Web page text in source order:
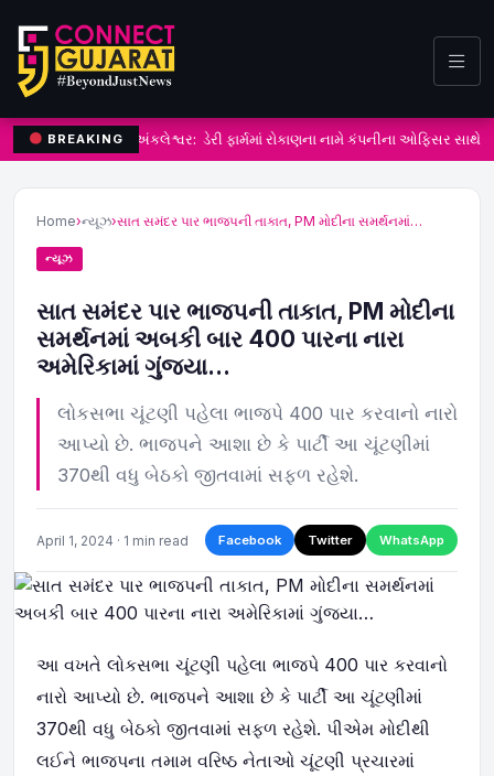
BREAKING અંકલેશ્વર: ડેરી ફાર્મમાં રોકાણના નામે કંપનીના ઓફિસર સાથે
Home›ન્યૂઝ›સાત સમંદર પાર ભાજપની તાકાત, PM મોદીના સમર્થનમાં…
ન્યૂઝ
સાત સમંદર પાર ભાજપની તાકાત, PM મોદીના
સમર્થનમાં અબકી બાર 400 પારના નારા
અમેરિકામાં ગુંજ્યા…
લોકસભા ચૂંટણી પહેલા ભાજપે 400 પાર કરવાનો નારો
આપ્યો છે. ભાજપને આશા છે કે પાર્ટી આ ચૂંટણીમાં
370થી વધુ બેઠકો જીતવામાં સફળ રહેશે.
April 1, 2024 · 1 min read Facebook Twitter WhatsApp
આ વખતે લોકસભા ચૂંટણી પહેલા ભાજપે 400 પાર કરવાનો
નારો આપ્યો છે. ભાજપને આશા છે કે પાર્ટી આ ચૂંટણીમાં
370થી વધુ બેઠકો જીતવામાં સફળ રહેશે. પીએમ મોદીથી
લઈને ભાજપના તમામ વરિષ્ઠ નેતાઓ ચૂંટણી પ્રચારમાં